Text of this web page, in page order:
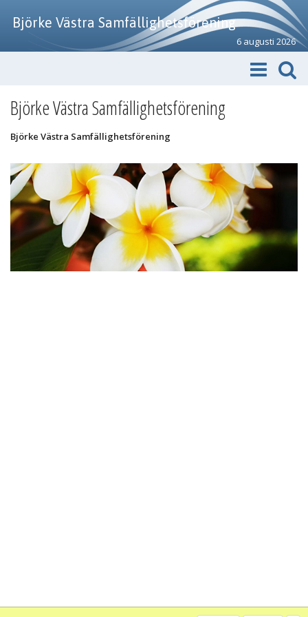
Björke Västra Samfällighetsförening
6 augusti 2026
Björke Västra Samfällighetsförening
Björke Västra Samfällighetsförening